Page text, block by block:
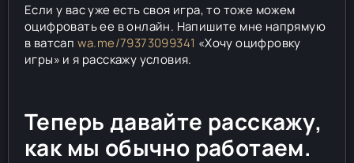
Если у вас уже есть своя игра, то тоже можем
оцифровать ее в онлайн. Напишите мне напрямую
в ватсап wa.me/79373099341 «Хочу оцифровку
игры» и я расскажу условия.
Теперь давайте расскажу,
как мы обычно работаем.